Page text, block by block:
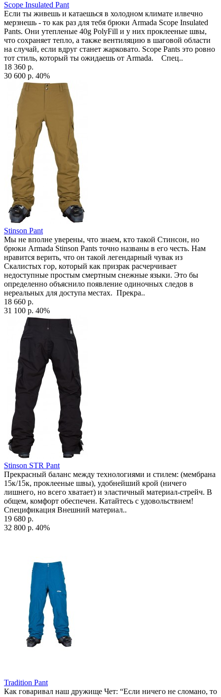
Scope Insulated Pant
Если ты живешь и катаешься в холодном климате илвечно
мерзнешь - то как раз для тебя брюки Armada Scope Insulated
Pants. Они утепленые 40g PolyFill и у них проклееные швы,
что сохраняет тепло, а также вентиляцию в шаговой области
на случай, если вдруг станет жарковато. Scope Pants это ровно
тот стиль, который ты ожидаешь от Armada. Спец..
18 360 р.
30 600 р. 40%
Stinson Pant
Мы не вполне уверены, что знаем, кто такой Стинсон, но
брюки Armada Stinson Pants точно названы в его честь. Нам
нравится верить, что он такой легендарный чувак из
Скалистых гор, который как призрак расчерчивает
недоступные простым смертным снежные языки. Это бы
определенно объяснило появление одиночных следов в
нереальных для доступа местах. Прекра..
18 660 р.
31 100 р. 40%
Stinson STR Pant
Прекрасный баланс между технологиями и стилем: (мембрана
15к/15к, проклееные швы), удобнейший крой (ничего
лишнего, но всего хватает) и эластичный материал-стрейч. В
общем, комфорт обеспечен. Катайтесь с удовольствием!
Спецификация Внешний материал..
19 680 р.
32 800 р. 40%
Tradition Pant
Как говаривал наш дружище Чет: “Если ничего не сломано, то